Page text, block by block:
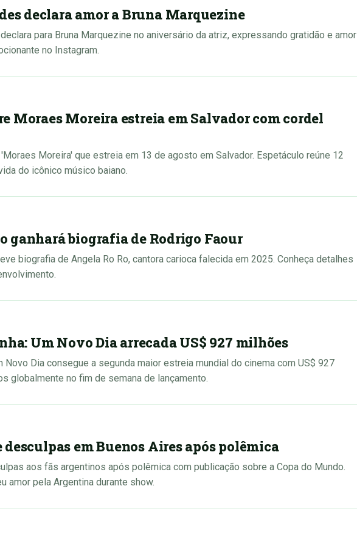
declara amor a Bruna Marquezine
para Bruna Marquezine no aniversário da atriz, expressando gratidão e amor
no Instagram.
Moraes Moreira estreia em Salvador com cordel
Moreira' que estreia em 13 de agosto em Salvador. Espetáculo reúne 12
do icônico músico baiano.
ganhará biografia de Rodrigo Faour
biografia de Angela Ro Ro, cantora carioca falecida em 2025. Conheça detalhes
Um Novo Dia arrecada US$ 927 milhões
Novo Dia consegue a segunda maior estreia mundial do cinema com US$ 927
globalmente no fim de semana de lançamento.
desculpas em Buenos Aires após polêmica
aos fãs argentinos após polêmica com publicação sobre a Copa do Mundo.
amor pela Argentina durante show.